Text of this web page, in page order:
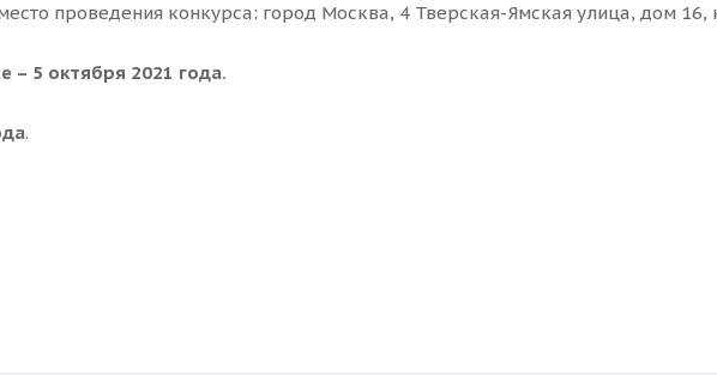
проведения конкурса: город Москва, 4 Тверская-Ямская улица, дом 16,
– 5 октября 2021 года.
.